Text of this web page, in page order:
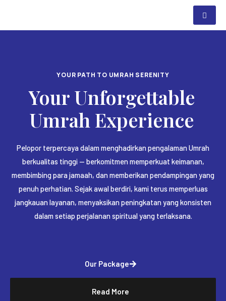
YOUR PATH TO UMRAH SERENITY
Your Unforgettable
Umrah Experience
Pelopor terpercaya dalam menghadirkan pengalaman Umrah
berkualitas tinggi — berkomitmen memperkuat keimanan,
membimbing para jamaah, dan memberikan pendampingan yang
penuh perhatian. Sejak awal berdiri, kami terus memperluas
jangkauan layanan, menyaksikan peningkatan yang konsisten
dalam setiap perjalanan spiritual yang terlaksana.
Our Package
Read More